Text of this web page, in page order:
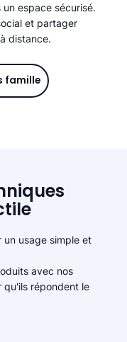
espace sécurisé.
et partager
distance.
famille
usage simple et
avec nos
répondent le